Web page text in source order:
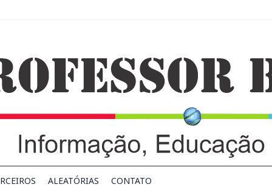
ALEATÓRIAS CONTATO